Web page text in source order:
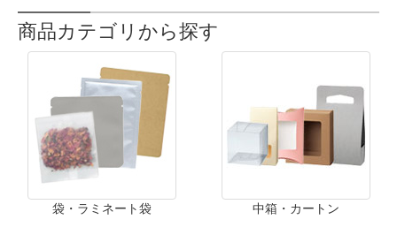
商品カテゴリから探す
袋・ラミネート袋 中箱・カートン